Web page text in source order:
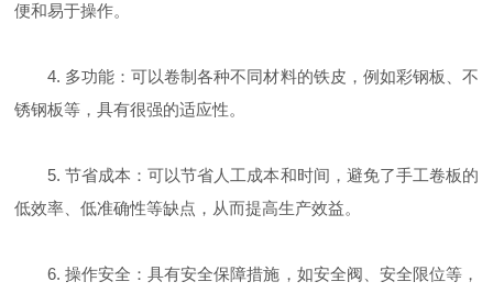
便和易于操作。
4. 多功能：可以卷制各种不同材料的铁皮，例如彩钢板、不
锈钢板等，具有很强的适应性。
5. 节省成本：可以节省人工成本和时间，避免了手工卷板的
低效率、低准确性等缺点，从而提高生产效益。
6. 操作安全：具有安全保障措施，如安全阀、安全限位等，